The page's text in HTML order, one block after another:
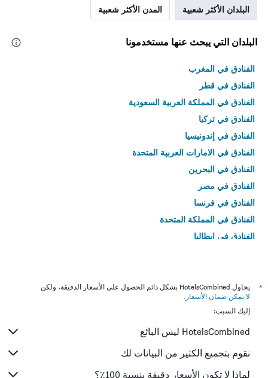
البلدان الأكثر شعبية المدن الأكثر شعبية
البلدان التي يبحث عنها مستخدمونا
الفنادق في المغرب
الفنادق في قطر
الفنادق في المملكة العربية السعودية
الفنادق في تركيا
الفنادق في إندونيسيا
الفنادق في الامارات العربية المتحدة
الفنادق في البحرين
الفنادق في مصر
الفنادق في فرنسا
الفنادق في المملكة المتحدة
الفنادق في إيطاليا
*
يحاول HotelsCombined بشكل دائم الحصول على الأسعار الدقيقة، ولكن
لا يمكن ضمان الأسعار .
إليك السبب:
HotelsCombined ليس البائع
نقوم بتجميع الكثير من البيانات لك
لماذا لا تكون الأسعار دقيقة بنسبة 100٪؟